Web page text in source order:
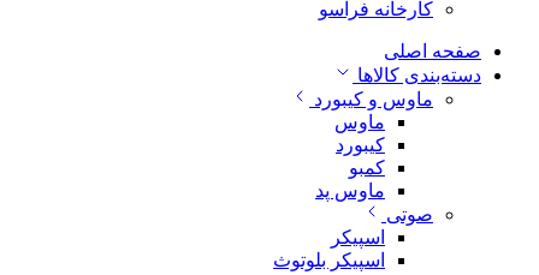
کارخانه فراسو
صفحه اصلی
دسته‌بندی کالاها
ماوس و کیبورد
ماوس
کیبورد
کمبو
ماوس پد
صوتی
اسپیکر
اسپیکر بلوتوث